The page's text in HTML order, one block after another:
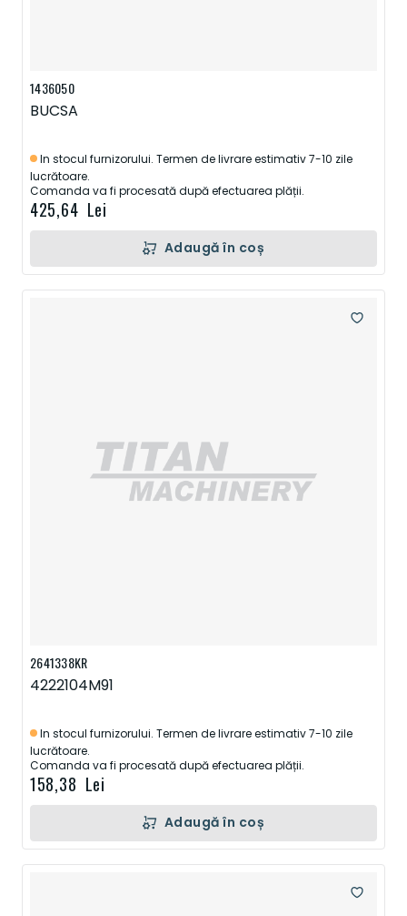
1436050
BUCSA
In stocul furnizorului. Termen de livrare estimativ 7-10 zile
lucrătoare.
Comanda va fi procesată după efectuarea plății.
425,64 Lei
Adaugă în coș
2641338KR
4222104M91
In stocul furnizorului. Termen de livrare estimativ 7-10 zile
lucrătoare.
Comanda va fi procesată după efectuarea plății.
158,38 Lei
Adaugă în coș